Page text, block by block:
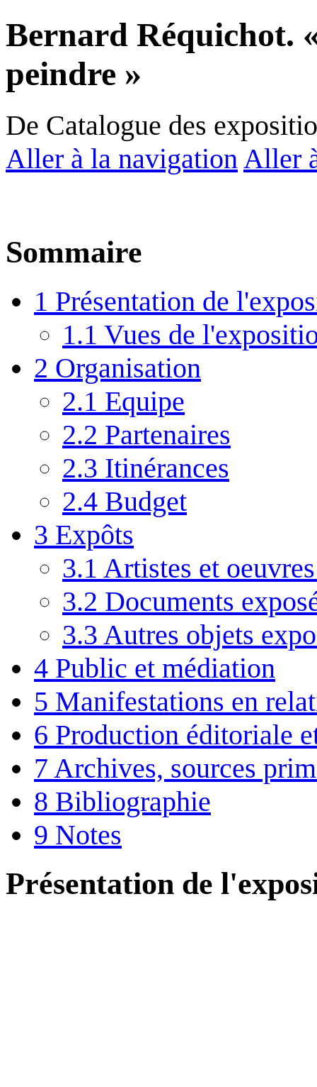
Bernard Réquichot.
peindre »
De Catalogue des
Aller à la navigation Aller
Sommaire
1 Présentation de
1.1 Vues de
2 Organisation
2.1 Equipe
2.2 Partenaires
2.3 Itinérances
2.4 Budget
3 Expôts
3.1 Artistes et
3.2 Documents
3.3 Autres objets
4 Public et médiation
5 Manifestations en
6 Production éditoriale
7 Archives, sources
8 Bibliographie
9 Notes
Présentation de